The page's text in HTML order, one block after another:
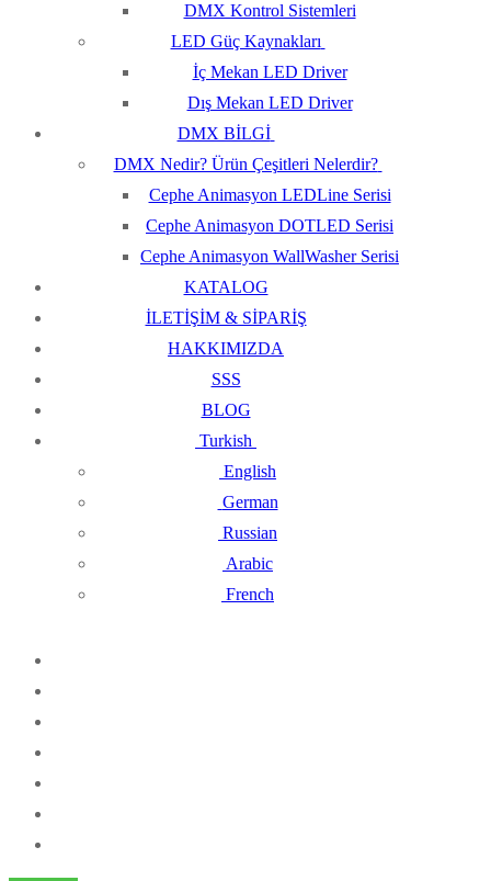
DMX Kontrol Sistemleri
LED Güç Kaynakları
İç Mekan LED Driver
Dış Mekan LED Driver
DMX BİLGİ
DMX Nedir? Ürün Çeşitleri Nelerdir?
Cephe Animasyon LEDLine Serisi
Cephe Animasyon DOTLED Serisi
Cephe Animasyon WallWasher Serisi
KATALOG
İLETİŞİM & SİPARİŞ
HAKKIMIZDA
SSS
BLOG
Turkish
English
German
Russian
Arabic
French